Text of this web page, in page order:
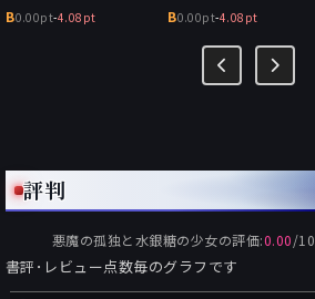
B0.00pt-4.08pt
B0.00pt-4.08pt
評判
悪魔の孤独と水銀糖の少女の評価:0.00/10
書評･レビュー点数毎のグラフです